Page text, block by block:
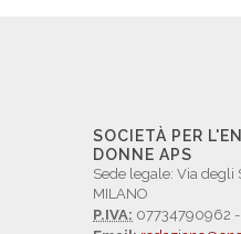
SOCIETÀ PER
DONNE APS
Sede legale: Via degli
MILANO
P.IVA: 07734790962 -